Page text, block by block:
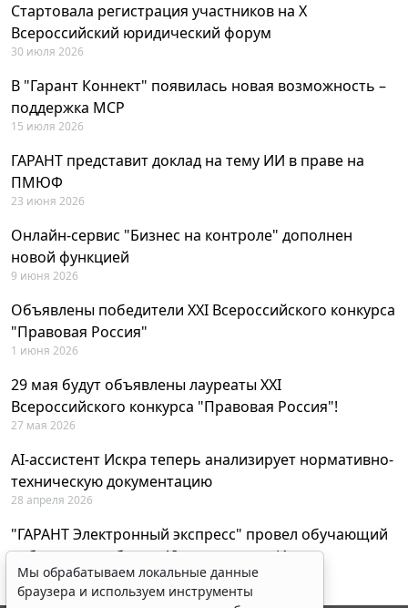
Стартовала регистрация участников на X
Всероссийский юридический форум
30 июля 2026
В "Гарант Коннект" появилась новая возможность –
поддержка MCP
15 июля 2026
ГАРАНТ представит доклад на тему ИИ в праве на
ПМЮФ
23 июня 2026
Онлайн-сервис "Бизнес на контроле" дополнен
новой функцией
9 июня 2026
Объявлены победители XXI Всероссийского конкурса
"Правовая Россия"
1 июня 2026
29 мая будут объявлены лауреаты XXI
Всероссийского конкурса "Правовая Россия"!
27 мая 2026
AI-ассистент Искра теперь анализирует нормативно-
техническую документацию
28 апреля 2026
"ГАРАНТ Электронный экспресс" провел обучающий
вебинар по работе с AI-ассистентом Искра
23 апреля 2026
Мы обрабатываем локальные данные
браузера и используем инструменты